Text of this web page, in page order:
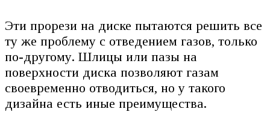
Эти прорези на диске пытаются решить все
ту же проблему с отведением газов, только
по-другому. Шлицы или пазы на
поверхности диска позволяют газам
своевременно отводиться, но у такого
дизайна есть иные преимущества.